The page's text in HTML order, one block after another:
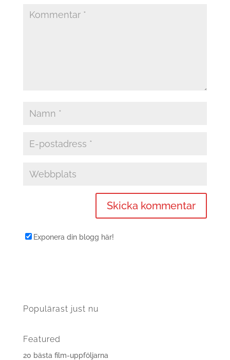
Exponera din blogg här!
Populärast just nu
Featured
20 bästa film-uppföljarna